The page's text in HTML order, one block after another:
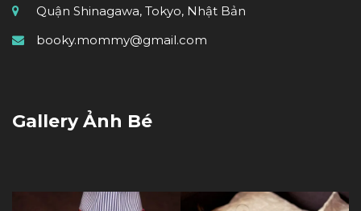
Quận Shinagawa, Tokyo, Nhật Bản
booky.mommy@gmail.com
Gallery Ảnh Bé